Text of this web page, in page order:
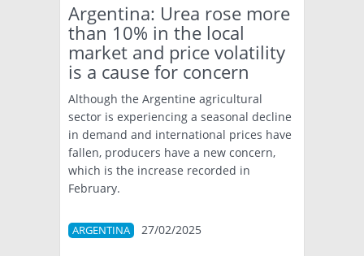
Argentina: Urea rose more
than 10% in the local
market and price volatility
is a cause for concern
Although the Argentine agricultural
sector is experiencing a seasonal decline
in demand and international prices have
fallen, producers have a new concern,
which is the increase recorded in
February.
ARGENTINA 27/02/2025